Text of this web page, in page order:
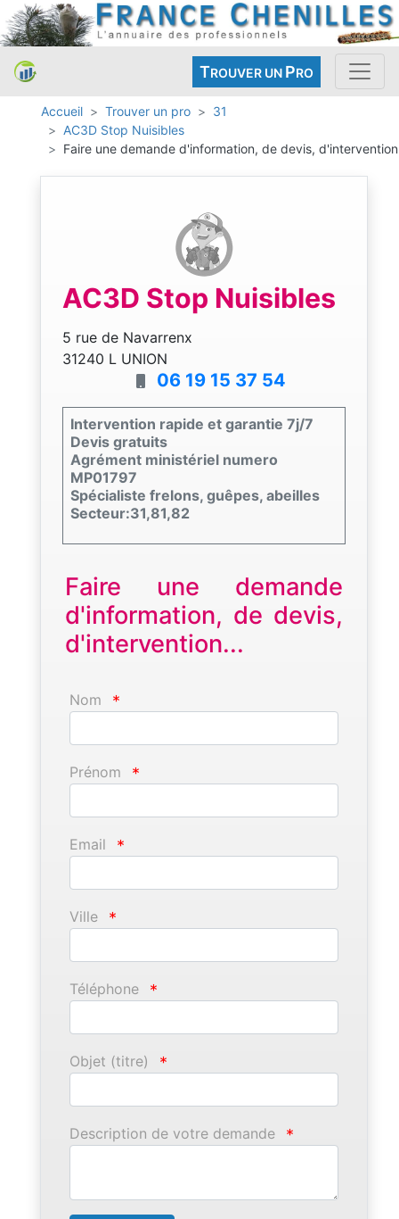
TROUVER UN PRO
Accueil Trouver un pro
31
AC3D Stop Nuisibles
Faire une demande d'information, de devis, d'intervention
AC3D Stop Nuisibles
5 rue de Navarrenx
31240 L UNION
06 19 15 37 54
Intervention rapide et garantie 7j/7
Devis gratuits
Agrément ministériel numero
MP01797
Spécialiste frelons, guêpes, abeilles
Secteur:31,81,82
Faire une demande
d'information, de devis,
d'intervention...
Nom *
Prénom *
Email *
Ville *
Téléphone *
Objet (titre) *
Description de votre demande *